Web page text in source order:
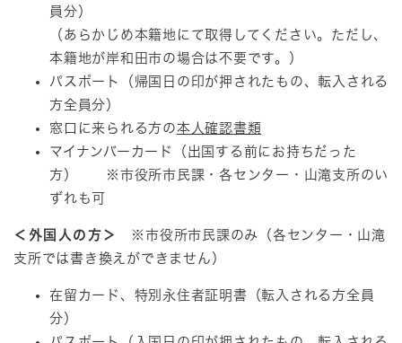
員分）
（あらかじめ本籍地にて取得してください。ただし、
本籍地が岸和田市の場合は不要です。）
パスポート（帰国日の印が押されたもの、転入される
方全員分）
窓口に来られる方の本人確認書類
マイナンバーカード（出国する前にお持ちだった
方） ※市役所市民課・各センター・山滝支所のい
ずれも可
＜外国人の方＞
※市役所市民課のみ（各センター・山滝
支所では書き換えができません）
在留カード、特別永住者証明書（転入される方全員
分）